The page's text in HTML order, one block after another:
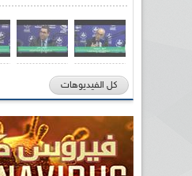
كل الفيديوهات